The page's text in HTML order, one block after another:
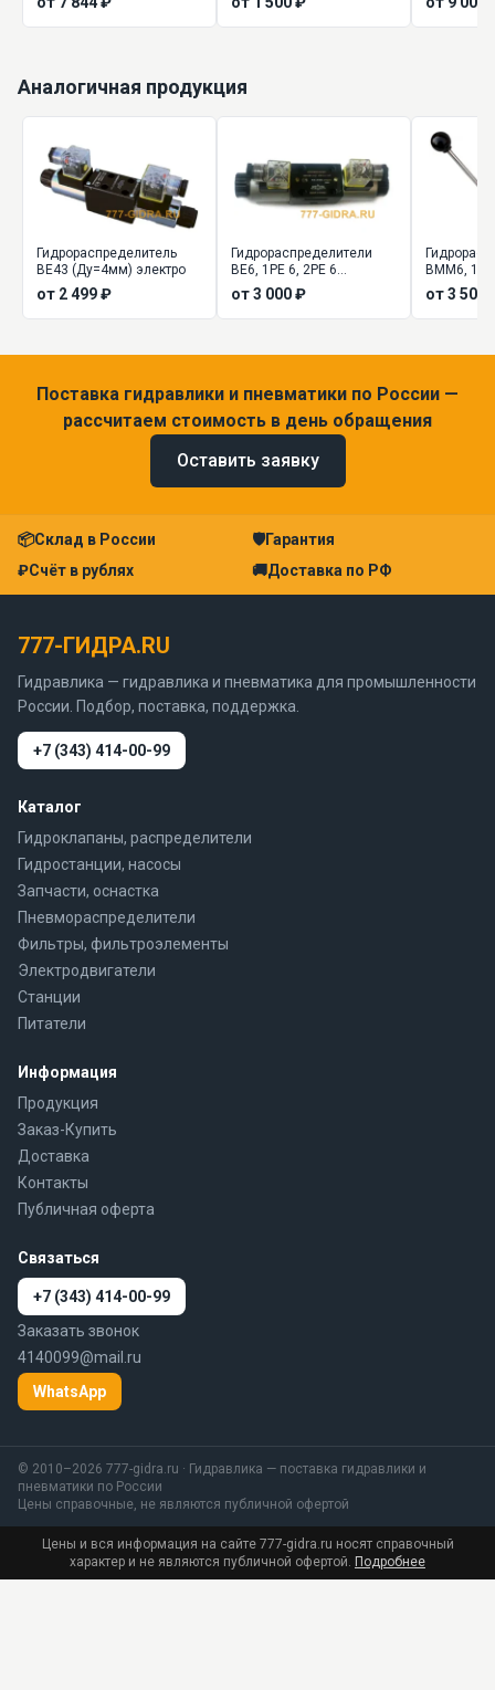
Аналогичная продукция
Гидрораспределитель
ВЕ43 (Ду=4мм) электро
от 2 499 ₽
Гидрораспределители
ВЕ6, 1РЕ 6, 2РЕ 6
(Ду=6мм) золотниковые
от 3 000 ₽
ВММ6,
от 3 500
Поставка гидравлики и пневматики по России —
рассчитаем стоимость в день обращения
Оставить заявку
📦Склад в России 🛡Гарантия
₽Счёт в рублях 🚚Доставка по РФ
777-ГИДРА.RU
Гидравлика — гидравлика и пневматика для промышленности
России. Подбор, поставка, поддержка.
+7 (343) 414-00-99
Каталог
Гидроклапаны, распределители
Гидростанции, насосы
Запчасти, оснастка
Пневмораспределители
Фильтры, фильтроэлементы
Электродвигатели
Станции
Питатели
Информация
Продукция
Заказ-Купить
Доставка
Контакты
Публичная оферта
Связаться
+7 (343) 414-00-99
Заказать звонок
4140099@mail.ru
WhatsApp
© 2010–2026 777-gidra.ru · Гидравлика — поставка гидравлики и
пневматики по России
Цены справочные, не являются публичной офертой
Цены и вся информация на сайте 777-gidra.ru носят справочный
характер и не являются публичной офертой. Подробнее